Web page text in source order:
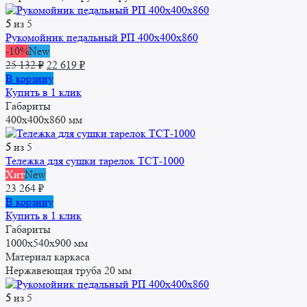
5 из 5
Рукомойник педальный РП 400x400x860
-10%New
25 132₽ Первоначальная
цена
составляла
25
132 ₽.
22 619 ₽Текущая
В корзину
Купить в 1 клик
Габариты
400x400x860 мм
5 из 5
Тележка для сушки тарелок ТСТ-1000
ХитNew
23 264 ₽
В корзину
Купить в 1 клик
Габариты
1000x540x900 мм
Материал каркаса
Нержавеющая труба 20 мм
5 из 5